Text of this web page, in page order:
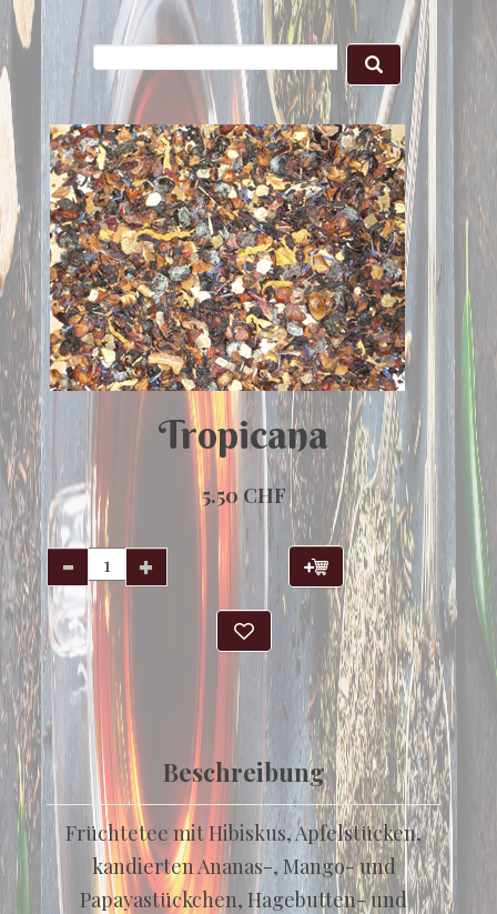
Tropicana
5.50 CHF
Beschreibung
Früchtetee mit Hibiskus, Apfelstücken,
kandierten Ananas-, Mango- und
Papayastückchen, Hagebutten- und